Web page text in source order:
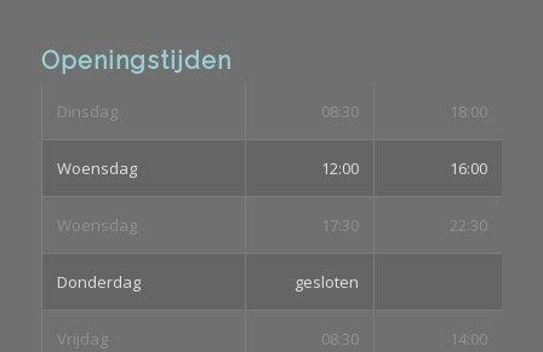
Openingstijden
Dinsdag 08:30 18:00
Woensdag 12:00 16:00
Woensdag 17:30 22:30
Donderdag gesloten
Vrijdag 08:30 14:00